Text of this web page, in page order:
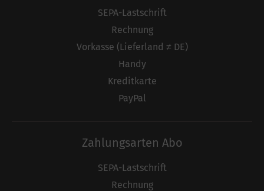
SEPA-Lastschrift
Rechnung
Vorkasse (Lieferland ≠ DE)
Handy
Kreditkarte
PayPal
Zahlungsarten Abo
SEPA-Lastschrift
Rechnung